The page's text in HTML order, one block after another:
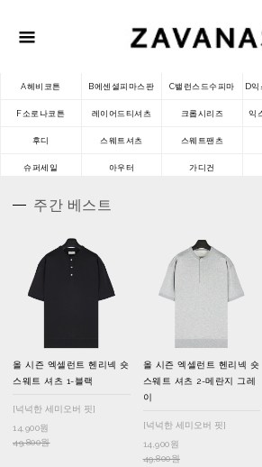
A헤비코튼 B에센셜피마스판 C밸런스드수피마 D
F소로나코튼 레이어드티셔츠 크롭시리즈 익
후디 스웨트셔츠 스웨트팬츠
슈퍼세일 아우터 가디건
주간 베스트
올 시즌 엑셀런트 헨리넥 숏
스웨트 셔츠 1-블랙
[넉넉한 세미오버 핏]
14,900원
49,800원
올 시즌 엑셀런트 헨리넥 숏
스웨트 셔츠 2-메란지 그레
이
[넉넉한 세미오버 핏]
14,900원
49,800원